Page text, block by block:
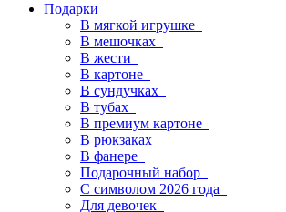
Подарки
В мягкой игрушке
В мешочках
В жести
В картоне
В сундучках
В тубах
В премиум картоне
В рюкзаках
В фанере
Подарочный набор
С символом 2026 года
Для девочек